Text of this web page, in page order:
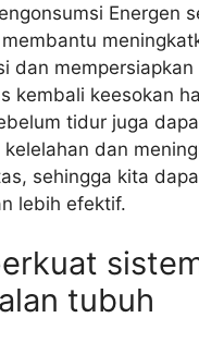
Energen
dan
kembali keesokan
tidur juga
kelelahan dan
sehingga kita
lebih efektif.
tubuh